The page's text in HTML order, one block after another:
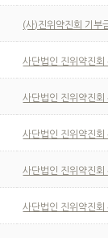
(사)진위약진회 기부
사단법인 진위약진
사단법인 진위약진
사단법인 진위약진
사단법인 진위약진
사단법인 진위약진